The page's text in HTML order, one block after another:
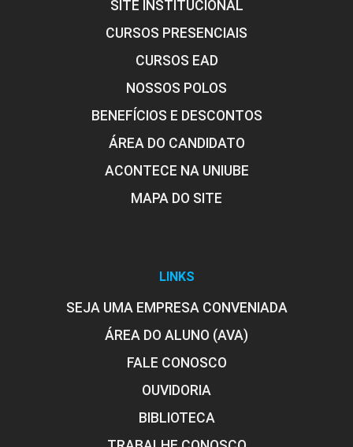
72
ELABORAÇÃO E ANÁLISE DE PROJETOS
96
ENCONTRO ACADÊMICO/AVALIAÇÃO
6
HENRIQUE CAMPOS FREITAS
JOAO CRISOSTOMO DOS SANTOS NETO
JOSE RENATO BUENCIO
LEONARDO CAMPOS DE ASSIS
LUCAS BORGES KAPPEL
SITE INSTITUCIONAL
CURSOS PRESENCIAIS
CURSOS EAD
NOSSOS POLOS
BENEFÍCIOS E DESCONTOS
ÁREA DO CANDIDATO
ACONTECE NA UNIUBE
MAPA DO SITE
LINKS
SEJA UMA EMPRESA CONVENIADA
ÁREA DO ALUNO (AVA)
FALE CONOSCO
OUVIDORIA
BIBLIOTECA